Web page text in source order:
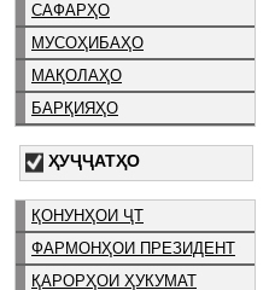
САФАРҲО
МУСОҲИБАҲО
МАҚОЛАҲО
БАРҚИЯҲО
ҲУҶҶАТҲО
ҚОНУНҲОИ ҶТ
ФАРМОНҲОИ ПРЕЗИДЕНТ
ҚАРОРҲОИ ҲУКУМАТ